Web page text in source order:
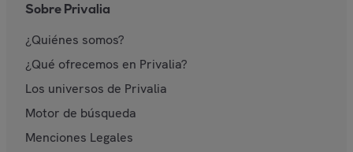
Sobre Privalia
¿Quiénes somos?
¿Qué ofrecemos en Privalia?
Los universos de Privalia
Motor de búsqueda
Menciones Legales